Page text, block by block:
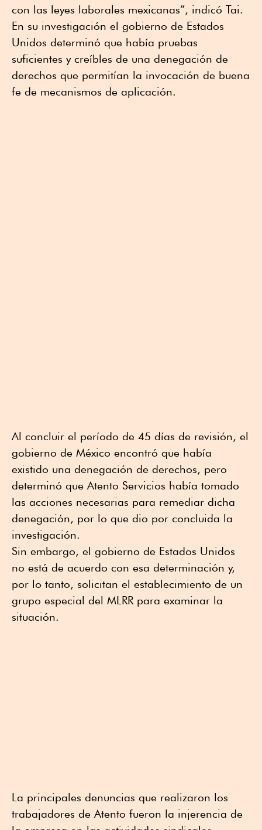
con las leyes laborales mexicanas”, indicó Tai.
En su investigación el gobierno de Estados
Unidos determinó que había pruebas
suficientes y creíbles de una denegación de
derechos que permitían la invocación de buena
fe de mecanismos de aplicación.
Al concluir el período de 45 días de revisión, el
gobierno de México encontró que había
existido una denegación de derechos, pero
determinó que Atento Servicios había tomado
las acciones necesarias para remediar dicha
denegación, por lo que dio por concluida la
investigación.
Sin embargo, el gobierno de Estados Unidos
no está de acuerdo con esa determinación y,
por lo tanto, solicitan el establecimiento de un
grupo especial del MLRR para examinar la
situación.
La principales denuncias que realizaron los
trabajadores de Atento fueron la injerencia de